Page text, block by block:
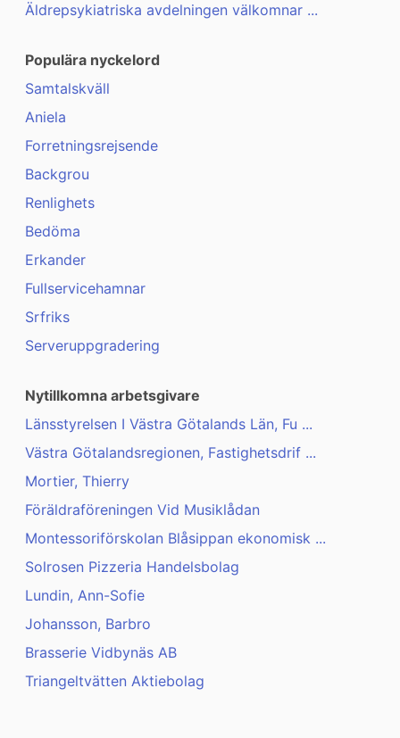
Äldrepsykiatriska avdelningen välkomnar ...
Populära nyckelord
Samtalskväll
Aniela
Forretningsrejsende
Backgrou
Renlighets
Bedöma
Erkander
Fullservicehamnar
Srfriks
Serveruppgradering
Nytillkomna arbetsgivare
Länsstyrelsen I Västra Götalands Län, Fu ...
Västra Götalandsregionen, Fastighetsdrif ...
Mortier, Thierry
Föräldraföreningen Vid Musiklådan
Montessoriförskolan Blåsippan ekonomisk ...
Solrosen Pizzeria Handelsbolag
Lundin, Ann-Sofie
Johansson, Barbro
Brasserie Vidbynäs AB
Triangeltvätten Aktiebolag